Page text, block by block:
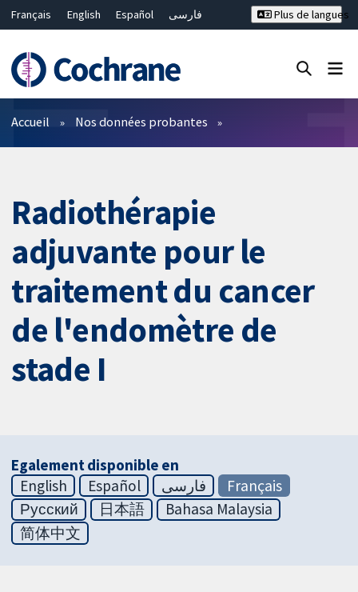
Français English Español
فارسی
Bahasa Malaysia
ไทย
繁體中文
简体中文
Plus de langues
Filtres
Accueil Nos données probantes
Radiothérapie
adjuvante pour le
traitement du cancer
de l'endomètre de
stade I
Egalement disponible en
English
Español فارسی
Français
Русский
日本語
Bahasa Malaysia
简体中文